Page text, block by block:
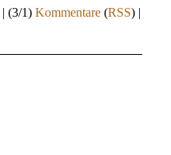
| (3/1) Kommentare (RSS) |